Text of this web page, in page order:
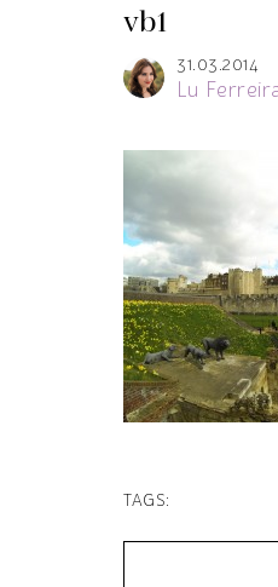
vb1
31.03.2014
Lu
TAGS: